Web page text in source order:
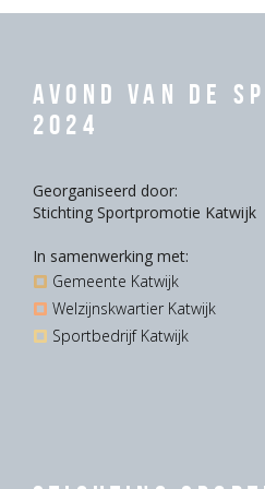
Avond van de
2024
Georganiseerd door:
Stichting Sportpromotie Katwijk
In samenwerking met:
Gemeente Katwijk
Welzijnskwartier Katwijk
Sportbedrijf Katwijk